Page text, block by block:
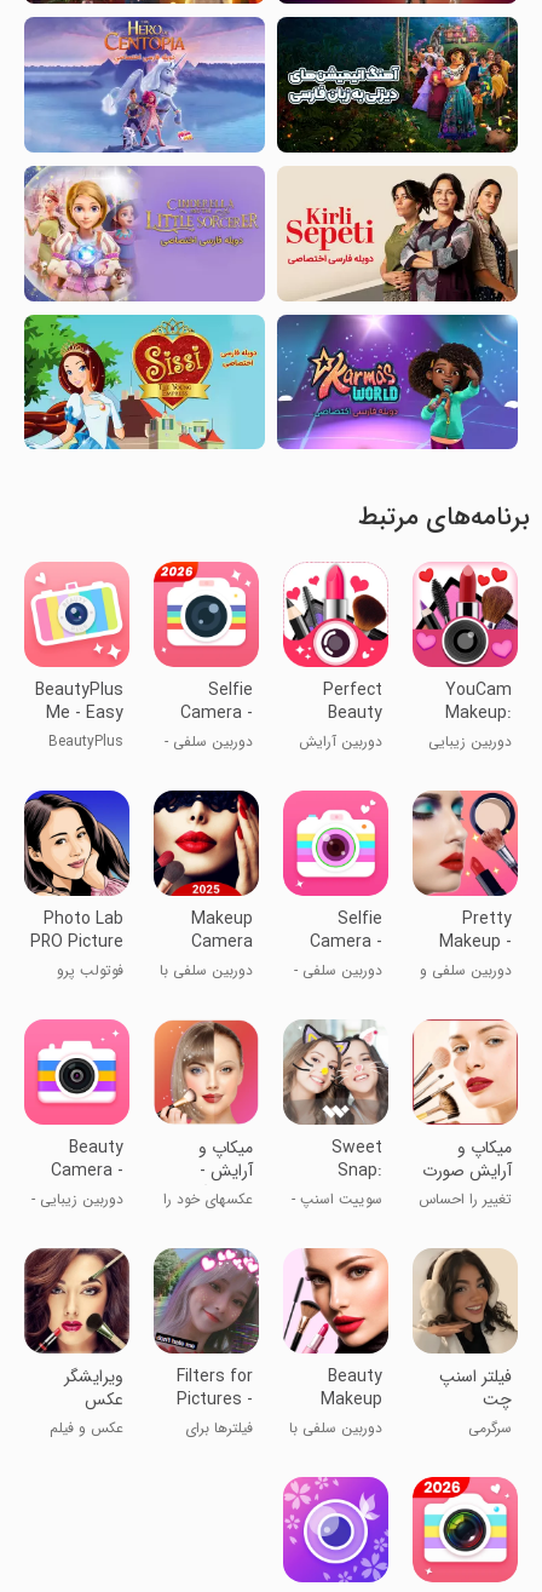
برنامه‌های مرتبط
YouCam
Makeup:
Face Editor
دوربین زیبایی
Perfect
Beauty
Makeup
Camera
دوربین آرایش
Selfie
Camera -
Beauty
Camera
دوربین سلفی -
عکس
BeautyPlus
Me - Easy
Photo
Camera
BeautyPlus
عکس آسان و
دوربین سلفی
Pretty
Makeup -
Beauty
Camera
دوربین سلفی و
Selfie
Camera -
Beauty
Camera
دوربین سلفی -
Makeup
Camera
Hair Face
Editor
دوربین سلفی با
Photo Lab
PRO Picture
Editor
فوتولب پرو
میکاپ و
آرایش صورت
تغییر را احساس
Sweet
Snap:
Beauty
Face
سوییت اسنپ -
سلفی
میکاپ و
آرایش -
ویرایشگر
صورت
عکسهای خود را
Beauty
Camera -
Photo Filter
دوربین زیبایی -
‏‏فیلتر اسنپ
چت
سرگرمی
Beauty
Makeup
Editor &
Camera
دوربین سلفی‌ با
Filters for
Pictures -
Camera
فیلترها برای
ویرایشگر
عکس
فتوشاپ
عکس و فیلم